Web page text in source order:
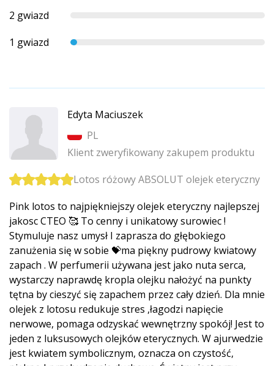
2 gwiazd
1 gwiazd
Edyta Maciuszek
PL
Klient zweryfikowany zakupem produktu
Lotos różowy ABSOLUT olejek eteryczny
Pink lotos to najpiękniejszy olejek eteryczny najlepszej
jakosc CTEO 🥰 To cenny i unikatowy surowiec !
Stymuluje nasz umysł I zaprasza do głębokiego
zanużenia się w sobie 💝ma piękny pudrowy kwiatowy
zapach . W perfumerii używana jest jako nuta serca,
wystarczy naprawdę kropla olejku nałożyć na punkty
tętna by cieszyć się zapachem przez cały dzień. Dla mnie
olejek z lotosu redukuje stres ,łagodzi napięcie
nerwowe, pomaga odzyskać wewnętrzny spokój! Jest to
jeden z luksusowych olejków eterycznych. W ajurwedzie
jest kwiatem symbolicznym, oznacza on czystość,